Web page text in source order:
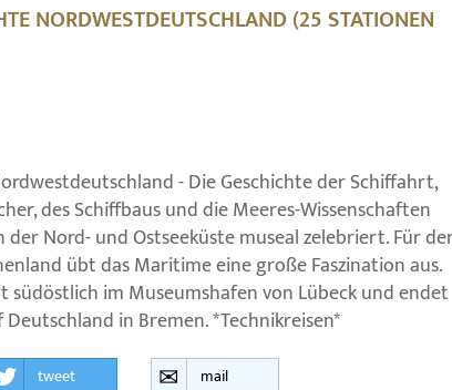
NORDWESTDEUTSCHLAND (25 STATIONEN
- Die Geschichte der Schiffahrt,
des Schiffbaus und die Meeres-Wissenschaften
Nord- und Ostseeküste museal zelebriert. Für
übt das Maritime eine große Faszination aus.
im Museumshafen von Lübeck und endet
in Bremen. *Technikreisen*
tweet mail